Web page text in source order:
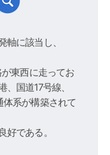
に該当し、
東西に走ってお
国道17号線、
系が構築されて
好である。